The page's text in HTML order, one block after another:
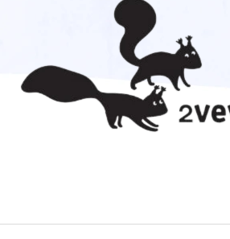
DOPORUČUJEME
MINI 17 - MEDIÁLNÍ